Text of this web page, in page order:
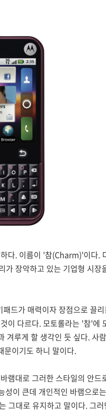
다. 이름이 '참(Charm)'이다.
장악하고 있는 기업형 시장
드가 매력이자 장점으로 끌
이 다르다. 모토롤라는 '참'에
겨루게 할 생각인 듯 싶다. 사
문이기도 하니 말이다.
램대로 그러한 스타일의 안드
이 큰데 개인적인 바램으로
그대로 유지하고 말이다. 그